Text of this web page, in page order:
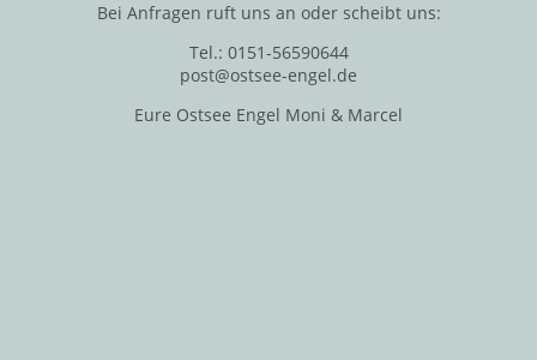
Bei Anfragen ruft uns an oder scheibt uns:
Tel.: 0151-56590644
post@ostsee-engel.de
Eure Ostsee Engel Moni & Marcel